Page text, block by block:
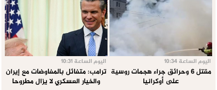
اليوم الساعة 10:34
مقتل 6 وحرائق جراء هجمات روسية
على أوكرانيا
اليوم الساعة 10:31
ترامب: متفائل بالمفاوضات مع إيران
والخيار العسكري لا يزال مطروحا